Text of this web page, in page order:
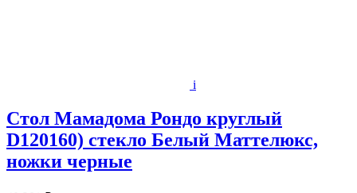
i
Стол Мамадома Рондо круглый
D120160) стекло Белый Маттелюкс,
ножки черные